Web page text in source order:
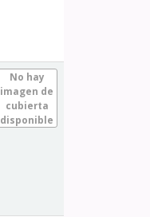
No hay
imagen de
cubierta
disponible